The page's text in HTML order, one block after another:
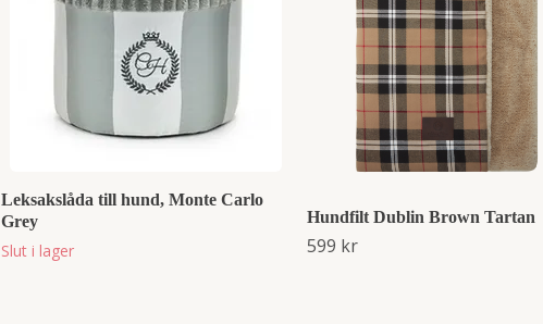
Leksakslåda till hund, Monte Carlo
Grey
Slut i lager
Hundfilt Dublin Brown Tartan
599 kr